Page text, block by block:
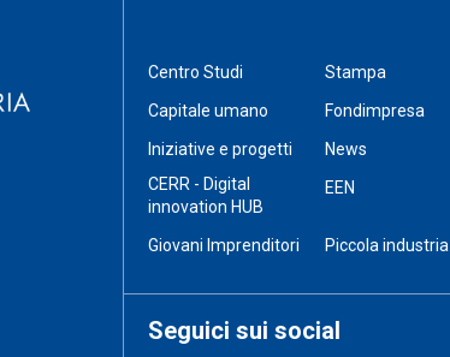
Centro Studi
Stampa
Capitale umano
Fondimpresa
Iniziative e progetti
News
CERR - Digital
innovation HUB
EEN
Giovani Imprenditori Piccola industria
Seguici sui social